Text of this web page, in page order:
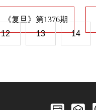
《复旦》第1376期
12 13 14